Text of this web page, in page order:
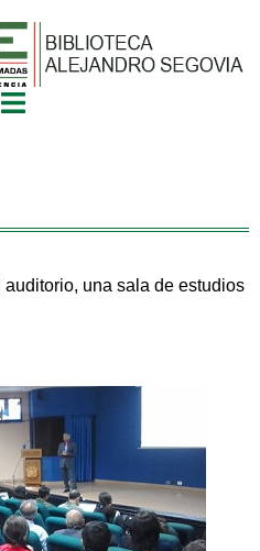
una sala de estudios